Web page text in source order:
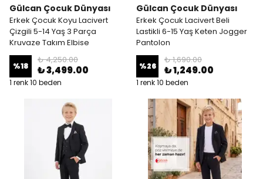
Gülcan Çocuk Dünyası
Erkek Çocuk Koyu Lacivert
Çizgili 5-14 Yaş 3 Parça
Kruvaze Takım Elbise
%18
₺ 4,250.00
₺ 3,499.00
1 renk 10 beden
Gülcan Çocuk Dünyası
Erkek Çocuk Lacivert Beli
Lastikli 6-15 Yaş Keten Jogger
Pantolon
%26
₺ 1,690.00
₺ 1,249.00
1 renk 10 beden